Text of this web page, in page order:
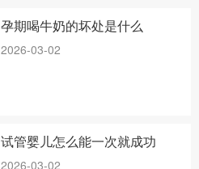
孕期喝牛奶的坏处是什么
2026-03-02
试管婴儿怎么能一次就成功
2026-03-02